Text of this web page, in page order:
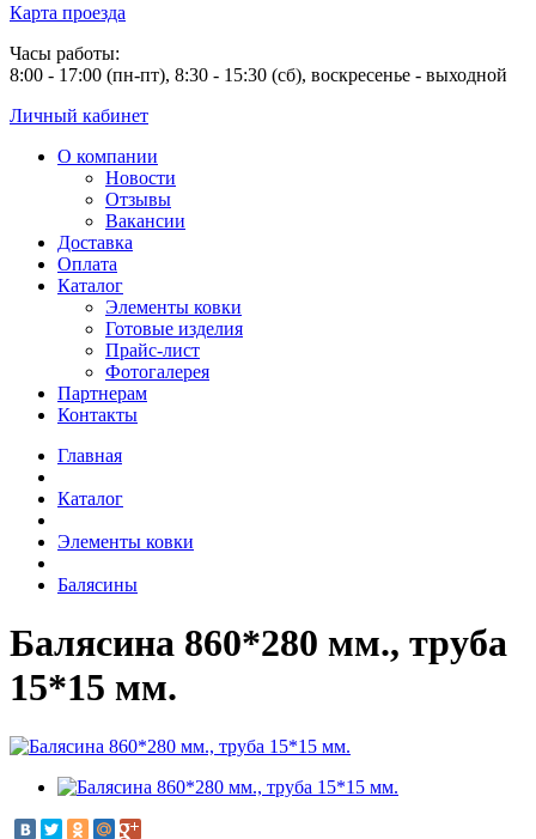
Карта проезда
Часы работы:
8:00 - 17:00 (пн-пт), 8:30 - 15:30 (сб), воскресенье - выходной
Личный кабинет
О компании
Новости
Отзывы
Вакансии
Доставка
Оплата
Каталог
Элементы ковки
Готовые изделия
Прайс-лист
Фотогалерея
Партнерам
Контакты
Главная
Каталог
Элементы ковки
Балясины
Балясина 860*280 мм., труба
15*15 мм.